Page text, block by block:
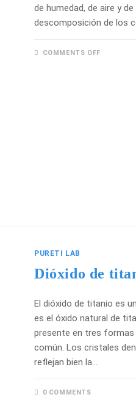
de humedad, de aire y
descomposición de los
COMMENTS OFF
PURETI LAB
Dióxido de
El dióxido de titanio es
es el óxido natural de
presente en tres
común. Los cristales
reflejan bien la…
0 COMMENTS